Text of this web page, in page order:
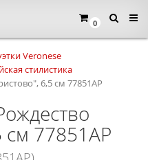
0
Veronese
стилистика
6,5 см 77851AP
см 77851AP